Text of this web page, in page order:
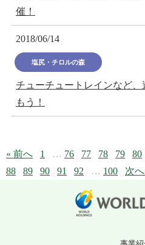
催！
2018/06/14
塩尻・チロルの森
チューチュートレインなど
もう！
« 前へ 1 … 76 77 78 79 80
88
89 90 91 92 … 100 次